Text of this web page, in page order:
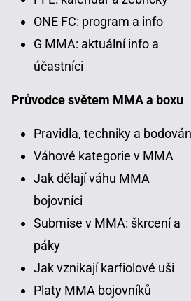
ONE FC: program a info
G MMA: aktuální info a
účastníci
Průvodce světem MMA a boxu
Pravidla, techniky a
Váhové kategorie v MMA
Jak dělají váhu MMA
bojovníci
Submise v MMA: škrcení a
páky
Jak vznikají karfiolové uši
Platy MMA bojovníků